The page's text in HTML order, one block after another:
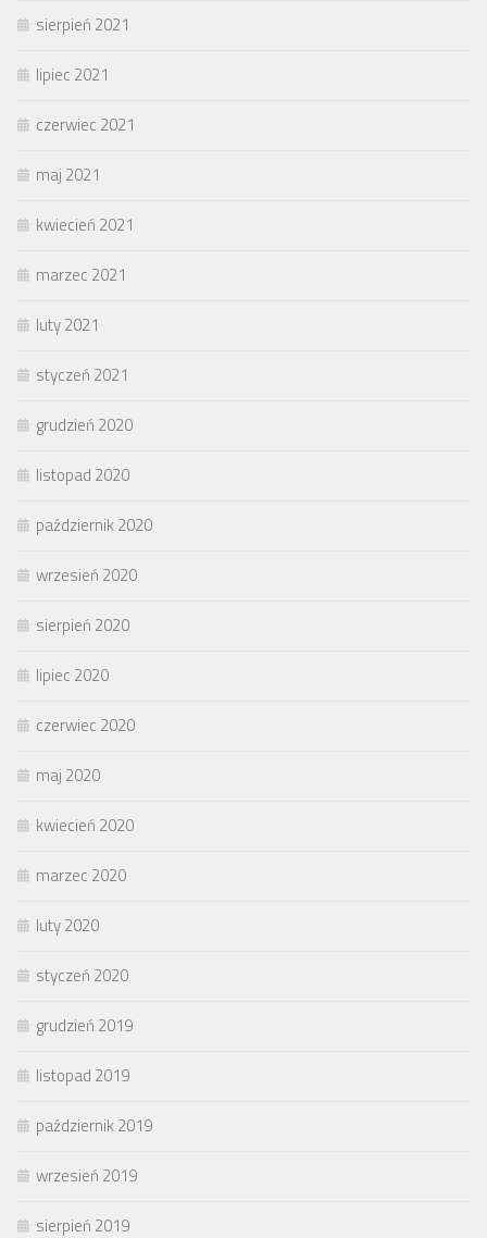
sierpień 2021
lipiec 2021
czerwiec 2021
maj 2021
kwiecień 2021
marzec 2021
luty 2021
styczeń 2021
grudzień 2020
listopad 2020
październik 2020
wrzesień 2020
sierpień 2020
lipiec 2020
czerwiec 2020
maj 2020
kwiecień 2020
marzec 2020
luty 2020
styczeń 2020
grudzień 2019
listopad 2019
październik 2019
wrzesień 2019
sierpień 2019